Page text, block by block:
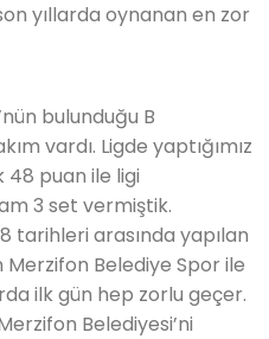
yıllarda oynanan en zor
bulunduğu B
vardı. Ligde yaptığımız
48 puan ile ligi
3 set vermiştik.
tarihleri arasında yapılan
Merzifon Belediye Spor ile
ilk gün hep zorlu geçer.
Belediyesi’ni